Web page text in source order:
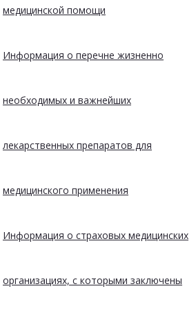
медицинской помощи
Информация о перечне жизненно
необходимых и важнейших
лекарственных препаратов для
медицинского применения
Информация о страховых медицинских
организациях, с которыми заключены